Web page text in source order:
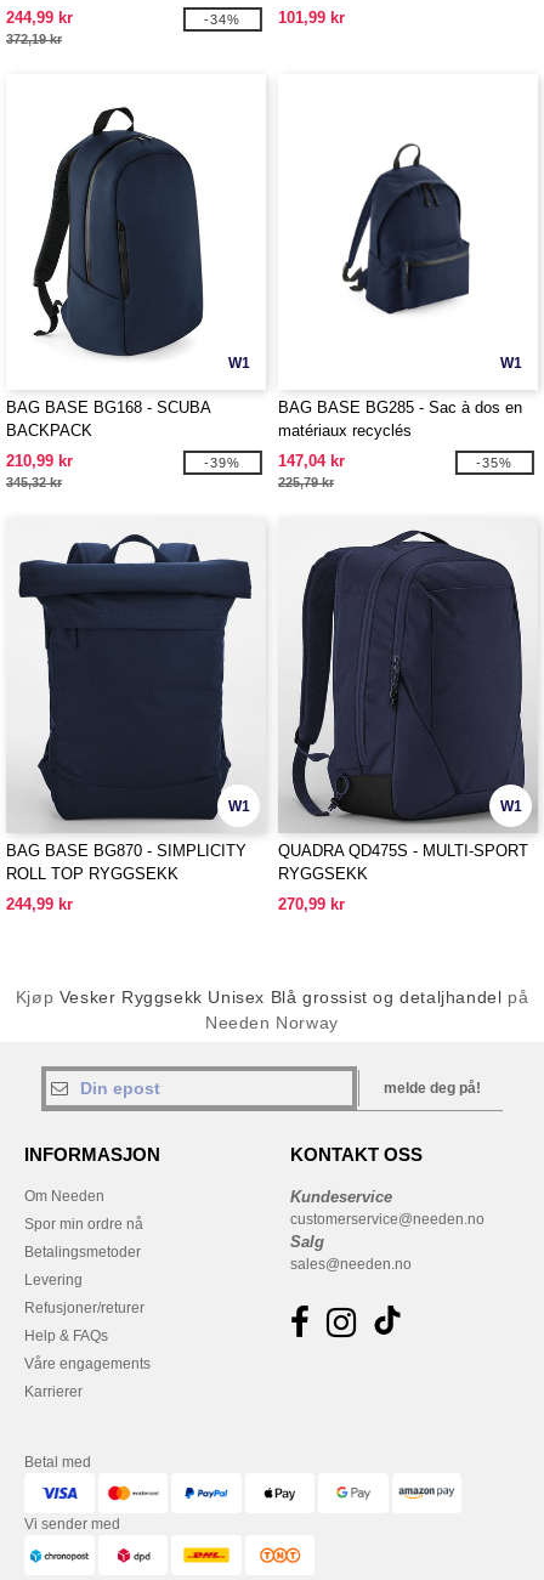
244,99 kr
372,19 kr
-34% 101,99 kr
W1
BAG BASE BG168 - SCUBA
BACKPACK
210,99 kr
345,32 kr
-39%
W1
BAG BASE BG285 - Sac à dos en
matériaux recyclés
147,04 kr
225,79 kr
-35%
W1
BAG BASE BG870 - SIMPLICITY
ROLL TOP RYGGSEKK
244,99 kr
W1
QUADRA QD475S - MULTI-SPORT
RYGGSEKK
270,99 kr
Kjøp Vesker Ryggsekk Unisex Blå grossist og detaljhandel på
Needen Norway
melde deg på!
INFORMASJON
Om Needen
Spor min ordre nå
Betalingsmetoder
Levering
Refusjoner/returer
Help & FAQs
Våre engagements
Karrierer
KONTAKT OSS
Kundeservice
customerservice@needen.no
Salg
sales@needen.no
Betal med
Vi sender med